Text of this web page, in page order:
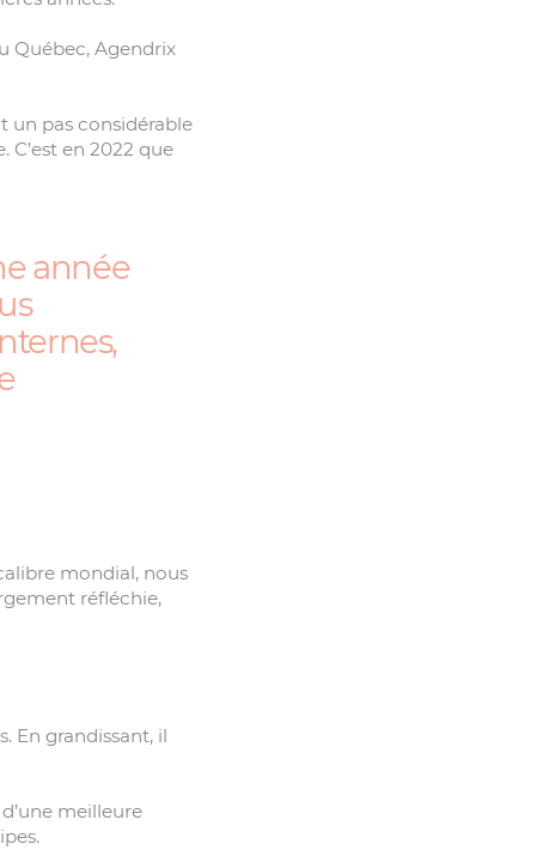
Québec, Agendrix
un pas considérable
en 2022 que
année
mondial, nous
réfléchie,
En grandissant, il
meilleure